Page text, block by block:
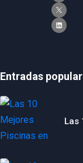
Entradas
Las